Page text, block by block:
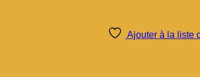
Ajouter à la liste